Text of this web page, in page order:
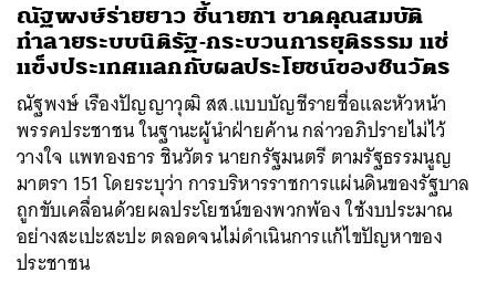
ณัฐพงษ์ร่ายยาว ชี้นายกฯ ขาดคุณสมบัติ
ทำลายระบบนิติรัฐ-กระบวนการยุติธรรม แช่
แข็งประเทศแลกกับผลประโยชน์ของชินวัตร
ณัฐพงษ์ เรืองปัญญาวุฒิ สส.แบบบัญชีรายชื่อและหัวหน้า
พรรคประชาชน ในฐานะผู้นำฝ่ายค้าน กล่าวอภิปรายไม่ไว้
วางใจ แพทองธาร ชินวัตร นายกรัฐมนตรี ตามรัฐธรรมนูญ
มาตรา 151 โดยระบุว่า การบริหารราชการแผ่นดินของรัฐบาล
ถูกขับเคลื่อนด้วยผลประโยชน์ของพวกพ้อง ใช้งบประมาณ
อย่างสะเปะสะปะ ตลอดจนไม่ดำเนินการแก้ไขปัญหาของ
ประชาชน